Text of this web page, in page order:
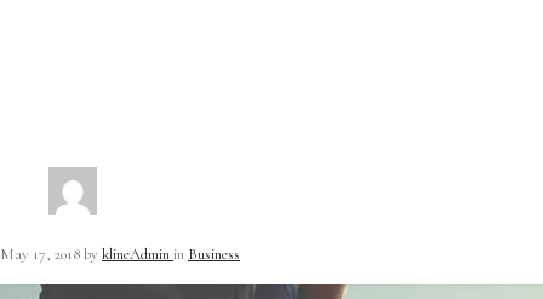
May 17, 2018by klineAdminin Business